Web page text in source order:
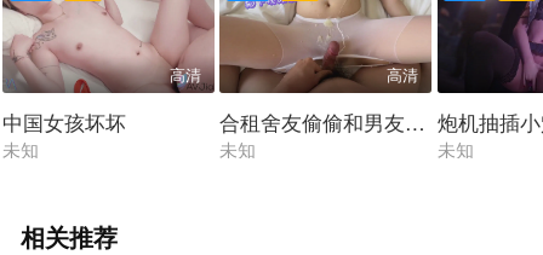
高清
中国女孩坏坏
未知
高清
合租舍友偷偷和男友裸聊，趁机射
未知
炮机抽插
未知
相关推荐